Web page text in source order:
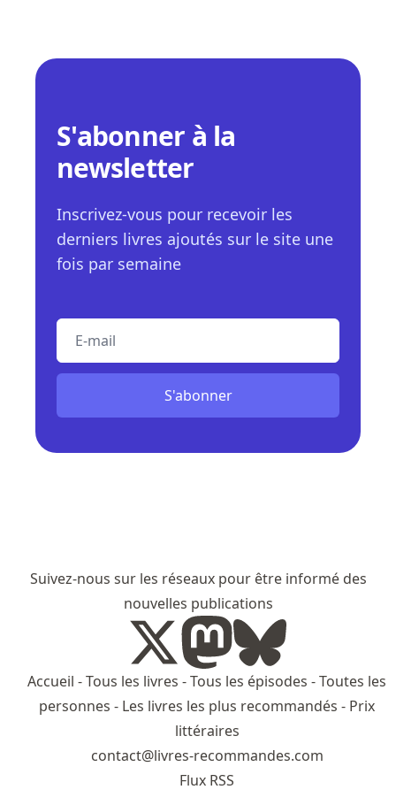
S'abonner à la
newsletter
Inscrivez-vous pour recevoir les
derniers livres ajoutés sur le site une
fois par semaine
S'abonner
Suivez-nous sur les réseaux pour être informé des
nouvelles publications
Accueil -Tous les livres -Tous les épisodes -Toutes les
personnes - Les livres les plus recommandés - Prix
littéraires
contact@livres-recommandes.com
Flux RSS